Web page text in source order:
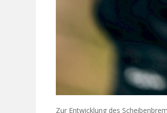
Zur Entwicklung des